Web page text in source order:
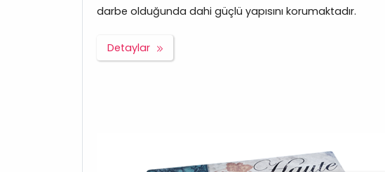
darbe olduğunda dahi güçlü yapısını korumaktadır.
Detaylar